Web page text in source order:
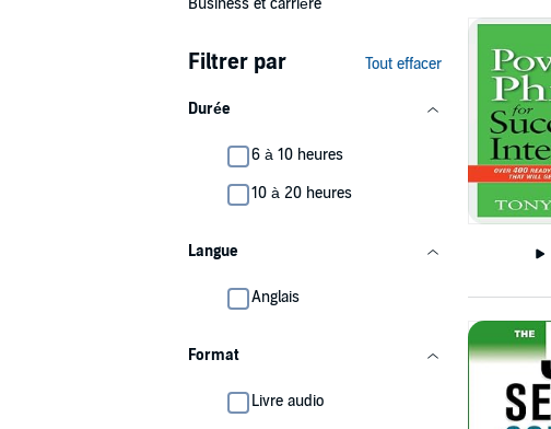
Business et carrière
Filtrer par Tout effacer
Durée
6 à 10 heures
10 à 20 heures
Langue
Anglais
Format
Livre audio